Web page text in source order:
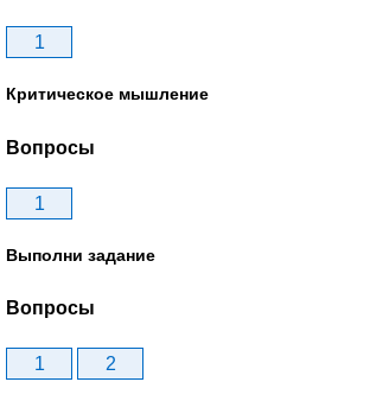
1
Критическое мышление
Вопросы
1
Выполни задание
Вопросы
1 2